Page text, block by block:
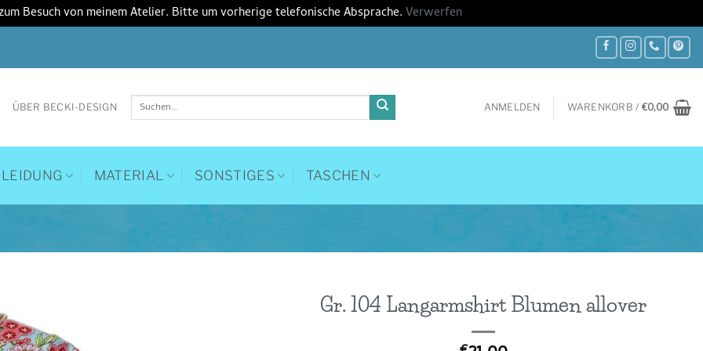
Besuch von meinem Atelier. Bitte um vorherige telefonische Absprache.Verwerfen
ÜBER BECKI-DESIGN
Suchen
nach:
ANMELDEN WARENKORB / €0,00
MATERIAL SONSTIGES TASCHEN
Gr. 104 Langarmshirt Blumen allover